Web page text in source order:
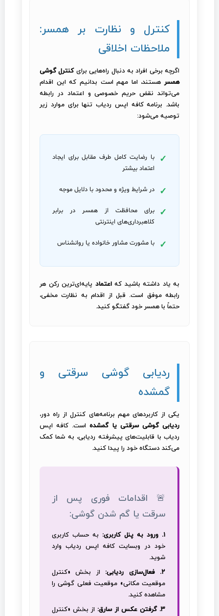
کنترل و نظارت بر همسر:
ملاحظات اخلاقی
اگرچه برخی افراد به دنبال راه‌هایی برایکنترل گوشی
همسرهستند، اما مهم است بدانیم که این اقدام
می‌تواند نقض حریم خصوصی و اعتماد در رابطه
باشد. برنامه کافه اپس ردیاب تنها برای موارد زیر
توصیه می‌شود:
با رضایت کامل طرف مقابل برای ایجاد
اعتماد بیشتر
در شرایط ویژه و محدود با دلایل موجه
برای محافظت از همسر در برابر
کلاهبرداری‌های اینترنتی
با مشورت مشاور خانواده یا روانشناس
به یاد داشته باشید کهاعتماد پایه‌ای‌ترین رکن هر
رابطه موفق است. قبل از اقدام به نظارت مخفی،
حتماً با همسر خود گفتگو کنید.
ردیابی گوشی سرقتی و
گمشده
یکی از کاربردهای مهم برنامه‌های کنترل از راه دور،
ردیابی گوشی سرقتی یا گمشدهاست. کافه اپس
ردیاب با قابلیت‌های پیشرفته ردیابی، به شما کمک
می‌کند دستگاه خود را پیدا کنید.
🚨 اقدامات فوری پس از
سرقت یا گم شدن گوشی:
۱. ورود به پنل کاربری:
به حساب کاربری
خود در وبسایت کافه اپس ردیاب وارد
شوید.
۲. فعال‌سازی ردیابی:
از بخش «کنترل
موقعیت مکانی» موقعیت فعلی گوشی را
مشاهده کنید.
۳. گرفتن عکس از سارق:
از بخش «کنترل